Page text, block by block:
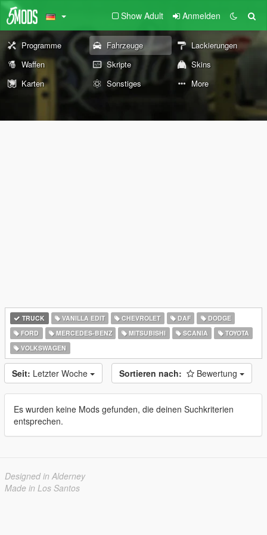
Show Adult Anmelden
Programme Fahrzeuge
Lackierungen
Waffen
Skripte
Skins
Karten
Sonstiges More
TRUCK VANILLA EDIT CHEVROLET DAF
DODGE
FORD
MERCEDES-BENZ MITSUBISHI SCANIA
TOYOTA
VOLKSWAGEN
Seit: Letzter Woche Sortieren nach: Bewertung
Es wurden keine Mods gefunden, die deinen Suchkriterien
entsprechen.
Designed in Alderney
Made in Los Santos